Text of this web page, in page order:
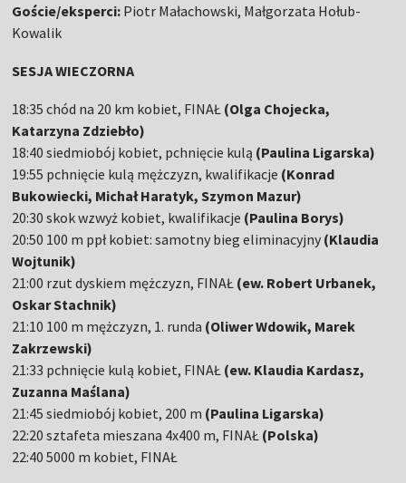
Goście/eksperci: Piotr Małachowski, Małgorzata Hołub-
Kowalik
SESJA WIECZORNA
18:35 chód na 20 km kobiet, FINAŁ (Olga Chojecka,
Katarzyna Zdziebło)
18:40 siedmiobój kobiet, pchnięcie kulą (Paulina Ligarska)
19:55 pchnięcie kulą mężczyzn, kwalifikacje (Konrad
Bukowiecki, Michał Haratyk, Szymon Mazur)
20:30 skok wzwyż kobiet, kwalifikacje (Paulina Borys)
20:50 100 m ppł kobiet: samotny bieg eliminacyjny (Klaudia
Wojtunik)
21:00 rzut dyskiem mężczyzn, FINAŁ (ew. Robert Urbanek,
Oskar Stachnik)
21:10 100 m mężczyzn, 1. runda (Oliwer Wdowik, Marek
Zakrzewski)
21:33 pchnięcie kulą kobiet, FINAŁ (ew. Klaudia Kardasz,
Zuzanna Maślana)
21:45 siedmiobój kobiet, 200 m (Paulina Ligarska)
22:20 sztafeta mieszana 4x400 m, FINAŁ (Polska)
22:40 5000 m kobiet, FINAŁ